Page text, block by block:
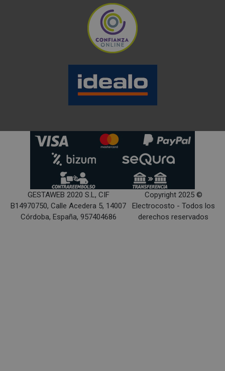
GESTAWEB 2020 S.L, CIF
B14970750, Calle Acedera 5, 14007
Córdoba, España, 957404686
Copyright 2025 ©
Electrocosto - Todos los
derechos reservados